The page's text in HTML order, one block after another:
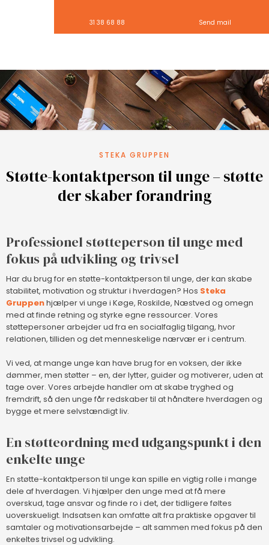
31 38 68 88 Send mail
STEKA GRUPPEN
Støtte-kontaktperson til unge – støtte
der skaber forandring
Professionel støtteperson til unge med
fokus på udvikling og trivsel
Har du brug for en støtte-kontaktperson til unge, der kan skabe
stabilitet, motivation og struktur i hverdagen? Hos Steka
Gruppenhjælper vi unge i Køge, Roskilde, Næstved og omegn
med at finde retning og styrke egne ressourcer. Vores
støttepersoner arbejder ud fra en socialfaglig tilgang, hvor
relationen, tilliden og det menneskelige nærvær er i centrum.
Vi ved, at mange unge kan have brug for en voksen, der ikke
dømmer, men støtter – en, der lytter, guider og motiverer, uden at
tage over. Vores arbejde handler om at skabe tryghed og
fremdrift, så den unge får redskaber til at håndtere hverdagen og
bygge et mere selvstændigt liv.
En støtteordning med udgangspunkt i den
enkelte unge
En støtte-kontaktperson til unge kan spille en vigtig rolle i mange
dele af hverdagen. Vi hjælper den unge med at få mere
overskud, tage ansvar og finde ro i det, der tidligere føltes
uoverskueligt. Indsatsen kan omfatte alt fra praktiske opgaver til
samtaler og motivationsarbejde – alt sammen med fokus på den
enkeltes trivsel og udvikling.